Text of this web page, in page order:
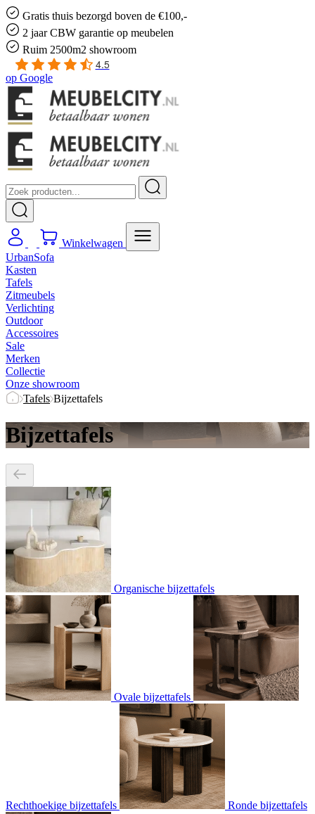
Gratis thuis bezorgd boven de €100,-
2 jaar CBW garantie op meubelen
Ruim 2500m2 showroom
4.5
op Google
Winkelwagen
UrbanSofa
Kasten
Tafels
Zitmeubels
Verlichting
Outdoor
Accessoires
Sale
Merken
Collectie
Onze showroom
Tafels Bijzettafels
Bijzettafels
Organische bijzettafels
Ovale bijzettafels
Rechthoekige bijzettafels Ronde bijzettafels